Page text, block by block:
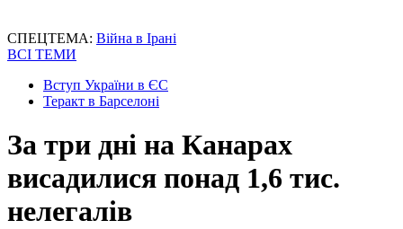
СПЕЦТЕМА: Війна в Ірані
ВСІ ТЕМИ
Вступ України в ЄС
Теракт в Барселоні
За три дні на Канарах
висадилися понад 1,6 тис.
нелегалів